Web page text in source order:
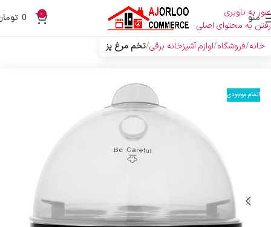
عبور به ناوبری
رفتن به محتوای اصلی
منو 0
0
خانه فروشگاه لوازم آشپزخانه برقی تخم مرغ پز
اتمام موجودی